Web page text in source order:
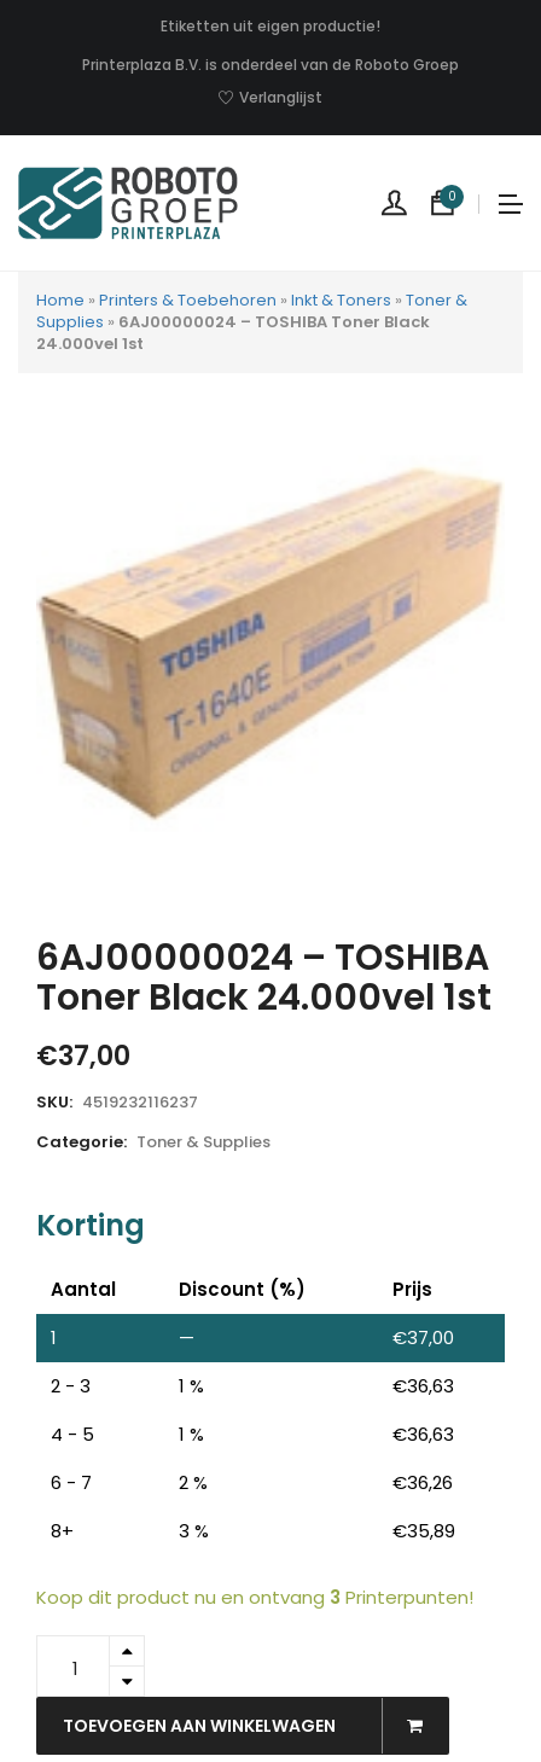
Etiketten uit eigen productie!
Printerplaza B.V. is onderdeel van de Roboto Groep
Verlanglijst
0
in
uw
Home » Printers & Toebehoren » Inkt & Toners » Toner &
Supplies » 6AJ00000024 – TOSHIBA Toner Black
24.000vel 1st
6AJ00000024 – TOSHIBA
Toner Black 24.000vel 1st
€37,00
SKU: 4519232116237
Categorie: Toner & Supplies
Korting
Aantal Discount (%)
Prijs
1
— €37,00
2 - 3
1 % €36,63
4 - 5
1 % €36,63
6 - 7
2 % €36,26
8+
3 % €35,89
Koop dit product nu en ontvang 3 Printerpunten!
6AJ00000024
TOSHIBA
Toner
Black
TOEVOEGEN AAN WINKELWAGEN